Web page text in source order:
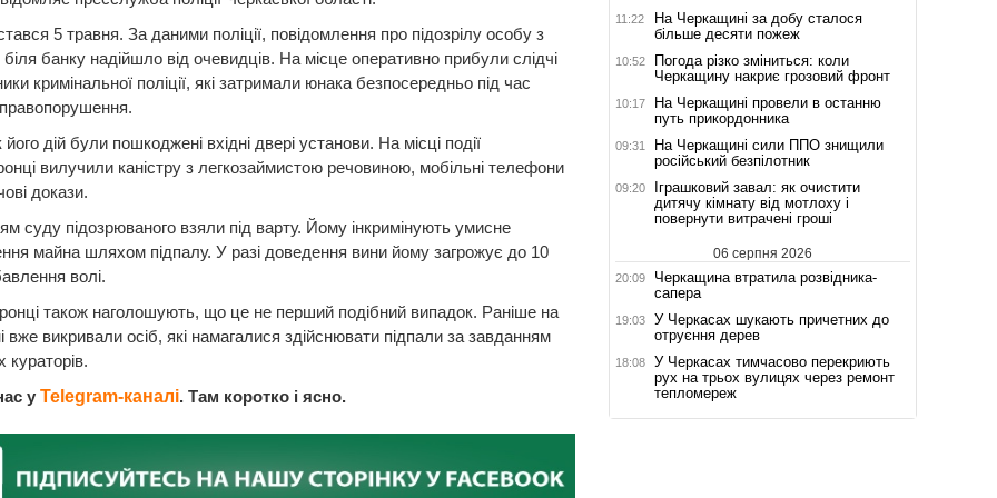
5 травня. За даними поліції, повідомлення про підозрілу особу з
біля банку надійшло від очевидців. На місце оперативно прибули слідчі
кримінальної поліції, які затримали юнака безпосередньо під час
дій були пошкоджені вхідні двері установи. На місці події
вилучили каністру з легкозаймистою речовиною, мобільні телефони
докази.
суду підозрюваного взяли під варту. Йому інкримінують умисне
майна шляхом підпалу. У разі доведення вини йому загрожує до 10
волі.
також наголошують, що це не перший подібний випадок. Раніше на
вже викривали осіб, які намагалися здійснювати підпали за завданням
кураторів.
у Telegram-каналі. Там коротко і ясно.
11:22
На Черкащині за добу сталося
більше десяти пожеж
10:52
Погода різко зміниться: коли
Черкащину накриє грозовий фронт
10:17
На Черкащині провели в останню
путь прикордонника
09:31
На Черкащині сили ППО знищили
російський безпілотник
09:20
Іграшковий завал: як очистити
дитячу кімнату від мотлоху і
повернути витрачені гроші
06 серпня 2026
20:09
Черкащина втратила розвідника-
сапера
19:03
У Черкасах шукають причетних до
отруєння дерев
18:08
У Черкасах тимчасово перекриють
рух на трьох вулицях через ремонт
тепломереж